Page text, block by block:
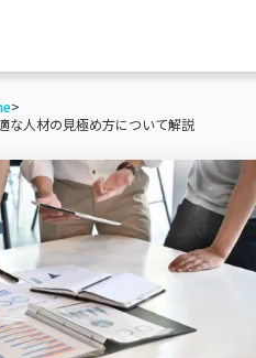
>
な人材の見極め方について解説